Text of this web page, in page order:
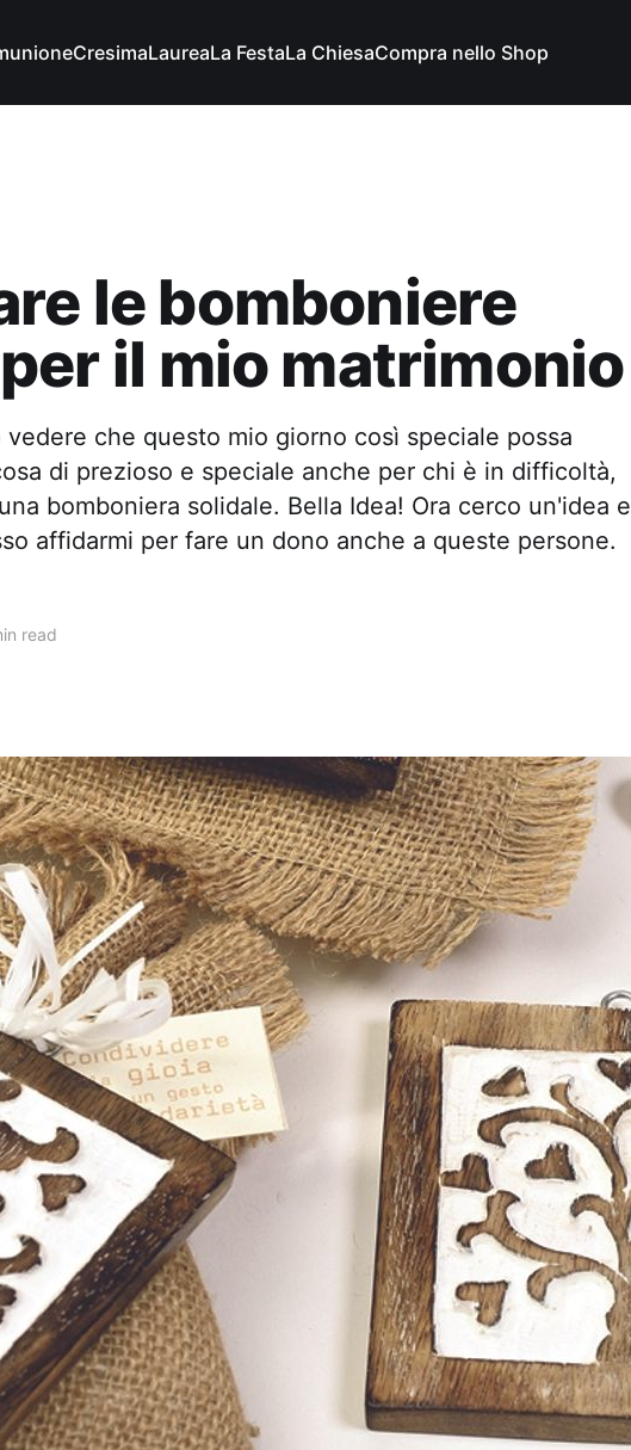
CresimaLaureaLa FestaLa ChiesaCompra nello Shop
le bomboniere
il mio matrimonio
che questo mio giorno così speciale possa
di prezioso e speciale anche per chi è in difficoltà,
bomboniera solidale. Bella Idea! Ora cerco un'idea e
affidarmi per fare un dono anche a queste persone.
read